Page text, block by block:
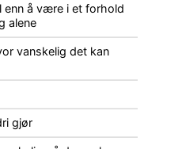
enn å være i et forhold
alene
vanskelig det kan
gjør